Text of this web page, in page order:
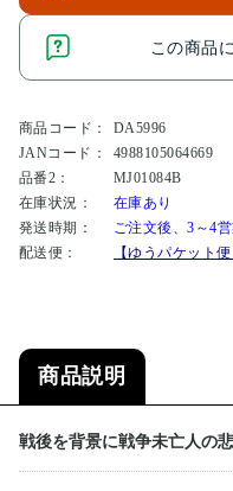
この商品
商品コード：
DA5996
JANコード：
4988105064669
品番2：
MJ01084B
在庫状況：
在庫あり
発送時期：
ご注文後、3～4
配送便：
【ゆうパケット
商品説明
戦後を背景に戦争未亡人の